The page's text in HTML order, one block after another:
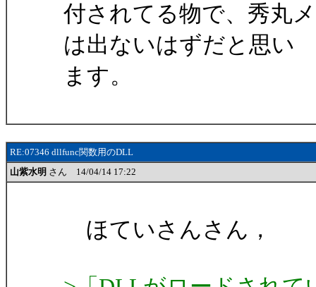
付されてる物で、秀丸
は出ないはずだと思い
ます。
RE:07346 dllfunc関数用のDLL
山紫水明 さん 14/04/14 17:22
ほていさんさん，